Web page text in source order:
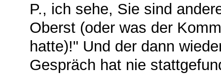
P., ich sehe, Sie sind
Oberst (oder was der
hatte)!" Und der dann
Gespräch hat nie